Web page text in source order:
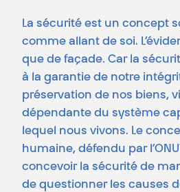
La sécurité est un concept
comme allant de soi.
que de façade. Car la
à la garantie de notre
préservation de nos biens,
dépendante du système
lequel nous vivons. Le
humaine, défendu par
concevoir la sécurité de
de questionner les causes